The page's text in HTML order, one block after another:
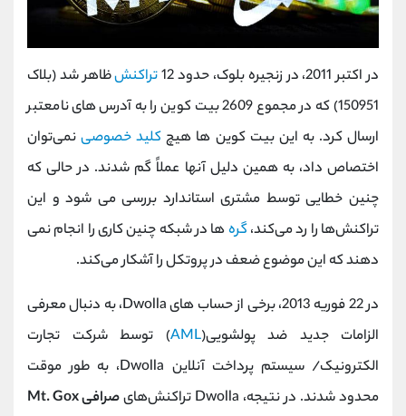
در اکتبر 2011، در زنجیره بلوک، حدود 12 تراکنشظاهر شد (بلاک
150951) که در مجموع 2609 بیت کوین را به آدرس های نامعتبر
ارسال کرد. به این بیت کوین ها هیچ کلید خصوصینمی‌توان
اختصاص داد، به همین دلیل آنها عملاً گم شدند. در حالی که
چنین خطایی توسط مشتری استاندارد بررسی می شود و این
تراکنش‌ها را رد می‌کند،گره‌ها در شبکه چنین کاری را انجام نمی
دهند که این موضوع ضعف در پروتکل را آشکار می‌کند.
در 22 فوریه 2013، برخی از حساب های Dwolla، به دنبال معرفی
الزامات جدید ضد پولشویی(AML) توسط شرکت تجارت
الکترونیک/ سیستم پرداخت آنلاین Dwolla، به طور موقت
محدود شدند. در نتیجه، Dwolla تراکنش‌های
صرافی Mt. Gox